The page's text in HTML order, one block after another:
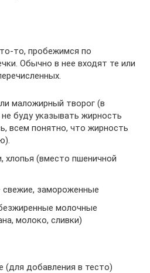
то, пробежимся по
Обычно в нее входят те или
маложирный творог (в
буду указывать жирность
всем понятно, что жирность
хлопья (вместо пшеничной
замороженные
молочные
молоко, сливки)
(для добавления в тесто)